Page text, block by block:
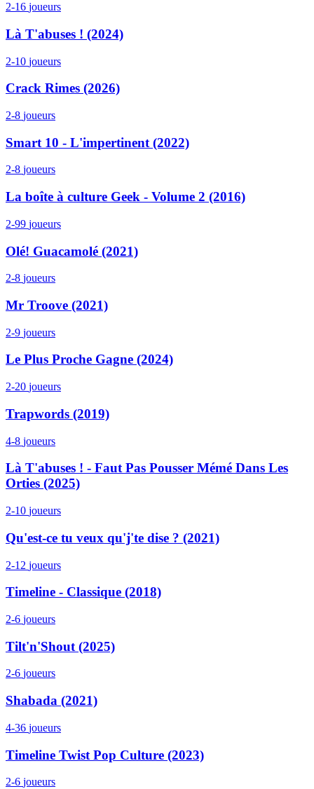
2-16 joueurs
Là T'abuses ! (2024)
2-10 joueurs
Crack Rimes (2026)
2-8 joueurs
Smart 10 - L'impertinent (2022)
2-8 joueurs
La boîte à culture Geek - Volume 2 (2016)
2-99 joueurs
Olé! Guacamolé (2021)
2-8 joueurs
Mr Troove (2021)
2-9 joueurs
Le Plus Proche Gagne (2024)
2-20 joueurs
Trapwords (2019)
4-8 joueurs
Là T'abuses ! - Faut Pas Pousser Mémé Dans Les
Orties (2025)
2-10 joueurs
Qu'est-ce tu veux qu'j'te dise ? (2021)
2-12 joueurs
Timeline - Classique (2018)
2-6 joueurs
Tilt'n'Shout (2025)
2-6 joueurs
Shabada (2021)
4-36 joueurs
Timeline Twist Pop Culture (2023)
2-6 joueurs